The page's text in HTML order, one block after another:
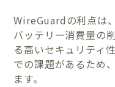
WireGuardの利点は
バッテリー消費量の
る高いセキュリティ
での課題があるため
ます。